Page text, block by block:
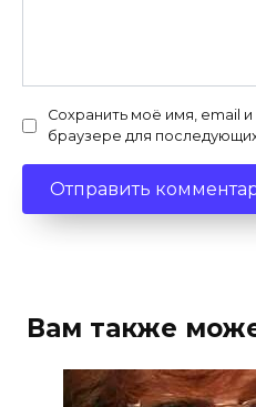
Сохранить моё имя, email
браузере для
Вам также